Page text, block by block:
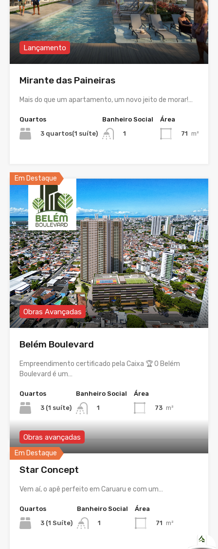
Lançamento
Mirante das Paineiras
Mais do que um apartamento, um novo jeito de morar!…
Quartos
3 quartos(1 suíte)
Banheiro Social
1
Área
71 m²
Em Destaque
Obras Avançadas
Belém Boulevard
Empreendimento certificado pela Caixa 🏆 O Belém
Boulevard é um…
Quartos
3 (1 suíte)
Banheiro Social
1
Área
73 m²
Em Destaque
Obras avançadas
Star Concept
Vem aí, o apê perfeito em Caruaru e com um…
Quartos
3 (1 Suíte)
Banheiro Social
1
Área
71 m²